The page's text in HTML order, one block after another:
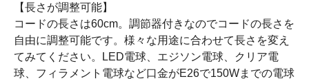
【長さが調整可能】
コードの長さは60cm。調節器付きなのでコードの長さを
自由に調整可能です。様々な用途に合わせて長さを変え
てみてください。LED電球、エジソン電球、クリア電
球、フィラメント電球など口金がE26で150Wまでの電球